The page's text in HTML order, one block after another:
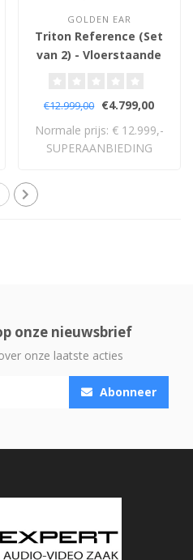
GOLDEN EAR
Triton Reference (Set
van 2) - Vloerstaande
€12.999,00 €4.799,00
Normale prijs: € 12.999,-
SUPERAANBIEDING
onze nieuwsbrief
onze laatste acties
Abonneer